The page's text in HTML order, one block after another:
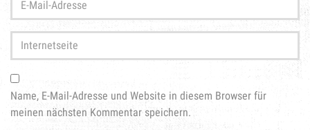
Adresse*
Internetseite
Name, E-Mail-Adresse und Website in diesem Browser für
meinen nächsten Kommentar speichern.